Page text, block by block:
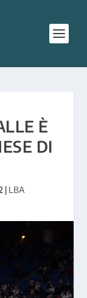
È
DI
| LBA